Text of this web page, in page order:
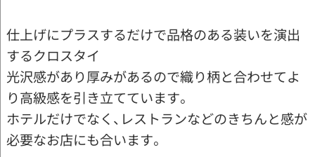
仕上げにプラスするだけで品格のある装いを演出
するクロスタイ
光沢感があり厚みがあるので織り柄と合わせてよ
り高級感を引き立てています。
ホテルだけでなく、レストランなどのきちんと感が
必要なお店にも合います。